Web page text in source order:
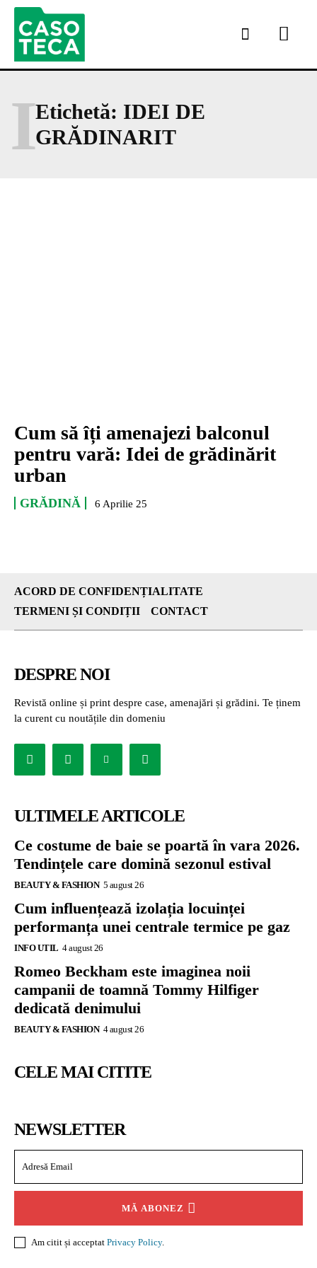
Etichetă: IDEI DE
GRĂDINARIT
I
Cum să îți amenajezi balconul
pentru vară: Idei de grădinărit
urban
GRĂDINĂ 6 Aprilie 25
ACORD DE CONFIDENȚIALITATE
TERMENI ȘI CONDIȚII
CONTACT
DESPRE NOI
Revistă online și print despre case, amenajări și grădini. Te ținem
la curent cu noutățile din domeniu
ULTIMELE ARTICOLE
Ce costume de baie se poartă în vara 2026.
Tendințele care domină sezonul estival
BEAUTY & FASHION 5 august 26
Cum influențează izolația locuinței
performanța unei centrale termice pe gaz
INFO UTIL 4 august 26
Romeo Beckham este imaginea noii
campanii de toamnă Tommy Hilfiger
dedicată denimului
BEAUTY & FASHION 4 august 26
CELE MAI CITITE
NEWSLETTER
MĂ ABONEZ
Am citit și acceptat Privacy Policy.